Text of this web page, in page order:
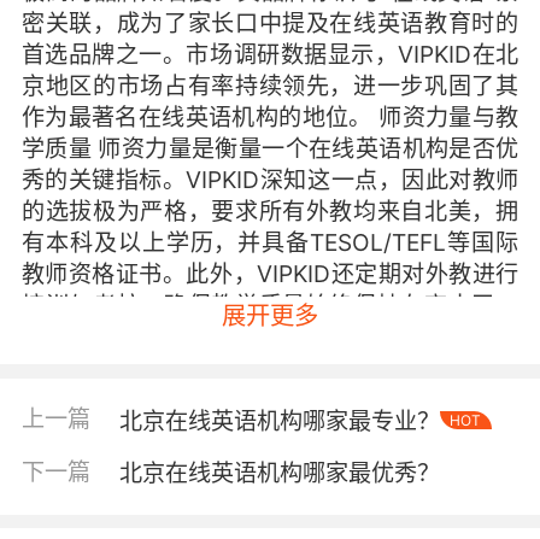
密关联，成为了家长口中提及在线英语教育时的
首选品牌之一。市场调研数据显示，VIPKID在北
京地区的市场占有率持续领先，进一步巩固了其
作为最著名在线英语机构的地位。 师资力量与教
学质量 师资力量是衡量一个在线英语机构是否优
秀的关键指标。VIPKID深知这一点，因此对教师
的选拔极为严格，要求所有外教均来自北美，拥
有本科及以上学历，并具备TESOL/TEFL等国际
教师资格证书。此外，VIPKID还定期对外教进行
培训与考核，确保教学质量始终保持在高水平。
在实际教学中，VIPKID采用个性化教学方案，根
程内容，让孩子们在轻松愉快的氛围中提升英语
能力。这种高质量的教学服务，赢得了广大家长
和学员的一致好评。 课程体系与教学特色
VIPKID的课程体系完善且富有特色，涵盖了主修
展开更多
上一篇 北京在线英语机构哪家最专业？ HOT
下一篇 北京在线英语机构哪家最优秀？